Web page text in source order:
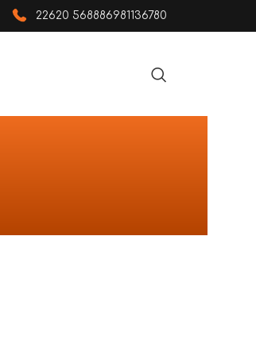
22620 568886981136780